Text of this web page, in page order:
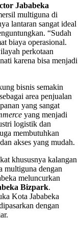
Jababeka
multiguna di
lantaran sangat ideal
“Sudah
biaya operasional.
perkotaan
karena bisa menjadi
bisnis semakin
area penjualan
yang sangat
yang menjadi
logistik dan
membutuhkan
akses yang mudah.
khususnya kalangan
multiguna dengan
meluncurkan
Bizpark.
Kota Jababeka
dengan